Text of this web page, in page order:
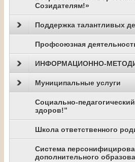
Созидателям!»
Поддержка талантливых
Профсоюзная
ИНФОРМАЦИОННО-
Муниципальные услуги
Социально-
здоров!”
Школа ответственного
Система
дополнительного